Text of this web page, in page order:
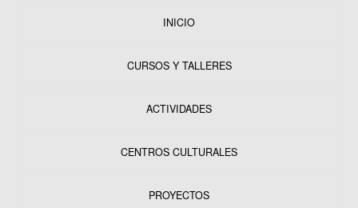
INICIO
CURSOS Y TALLERES
ACTIVIDADES
CENTROS CULTURALES
PROYECTOS